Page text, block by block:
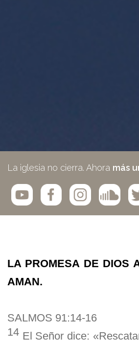
La iglesia no cierra. Ahora más
LA PROMESA DE DIOS
AMAN.
SALMOS 91:14-16
14 El Señor dice: